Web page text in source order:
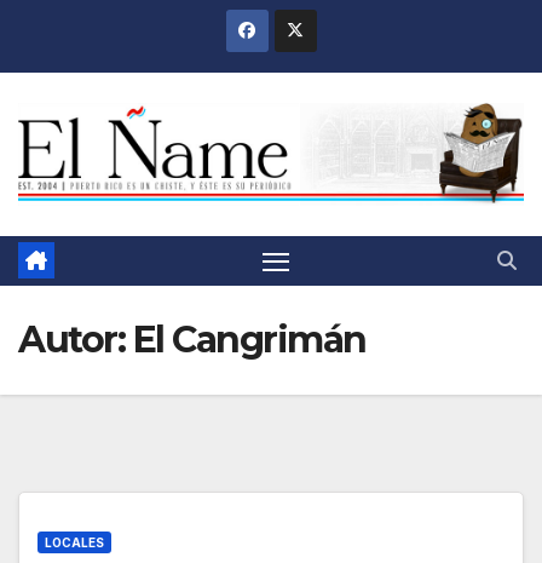
Autor: El Cangrimán
LOCALES